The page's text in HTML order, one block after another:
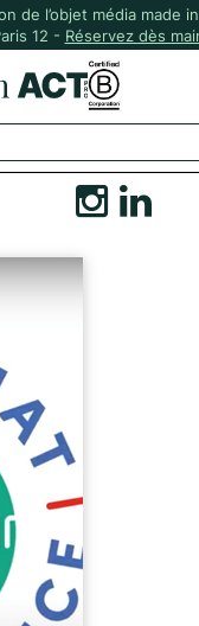
de l’objet média made
12 - Réservez dès